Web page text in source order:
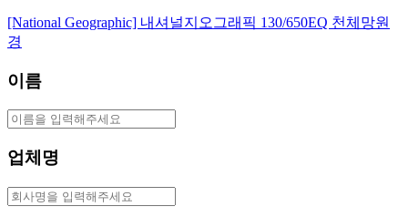
[National Geographic] 내셔널지오그래픽 130/650EQ 천체망원
경
이름
업체명